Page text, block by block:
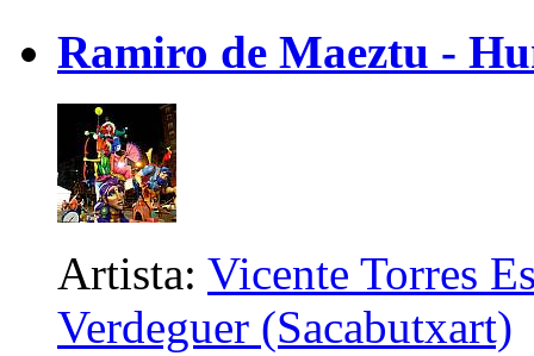
Ramiro de Maeztu -
Artista: Vicente Torres
Verdeguer (Sacabutxart)